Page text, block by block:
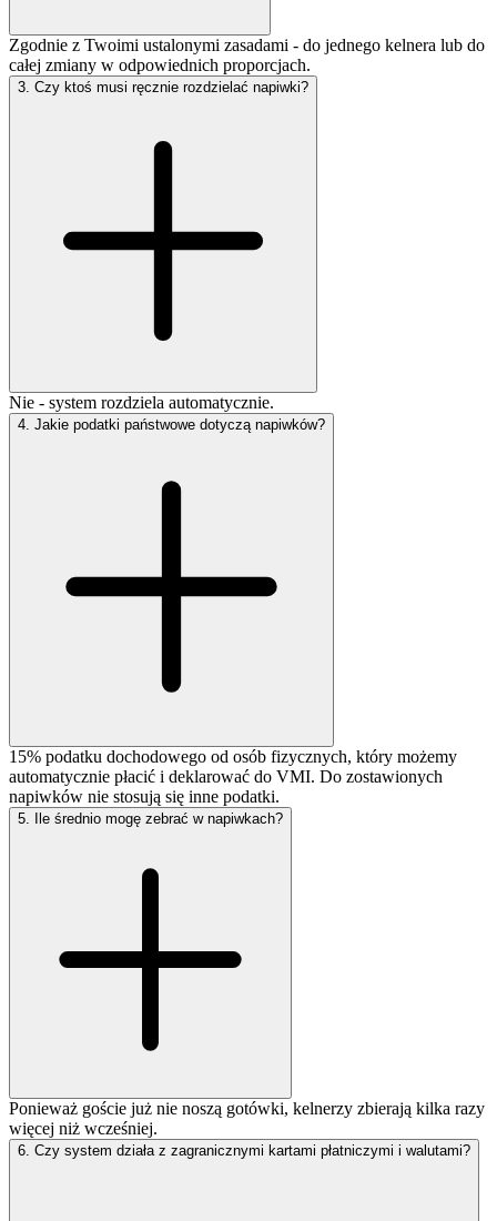
Zgodnie z Twoimi ustalonymi zasadami - do jednego kelnera lub do
całej zmiany w odpowiednich proporcjach.
3. Czy ktoś musi ręcznie rozdzielać napiwki?
Nie - system rozdziela automatycznie.
4. Jakie podatki państwowe dotyczą napiwków?
15% podatku dochodowego od osób fizycznych, który możemy
automatycznie płacić i deklarować do VMI. Do zostawionych
napiwków nie stosują się inne podatki.
5. Ile średnio mogę zebrać w napiwkach?
Ponieważ goście już nie noszą gotówki, kelnerzy zbierają kilka razy
więcej niż wcześniej.
6. Czy system działa z zagranicznymi kartami płatniczymi i walutami?